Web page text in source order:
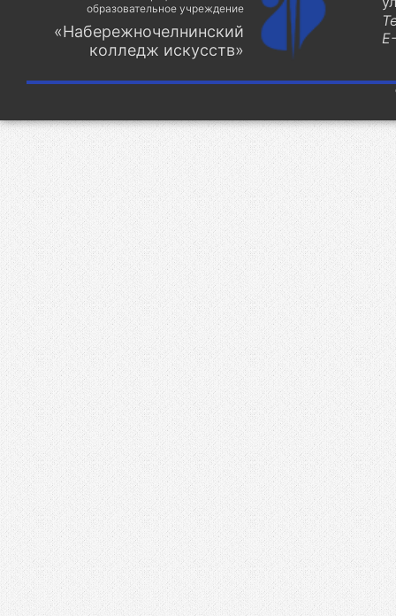
образовательное учреждение
«Набережночелнинский
колледж искусств»